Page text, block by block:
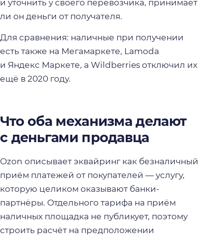
и уточнить у своего перевозчика, принимает
ли он деньги от получателя.
Для сравнения: наличные при получении
есть также на Мегамаркете, Lamoda
и Яндекс Маркете, а Wildberries отключил их
ещё в 2020 году.
Что оба механизма делают
с деньгами продавца
Ozon описывает эквайринг как безналичный
приём платежей от покупателей — услугу,
которую целиком оказывают банки-
партнёры. Отдельного тарифа на приём
наличных площадка не публикует, поэтому
строить расчёт на предположении